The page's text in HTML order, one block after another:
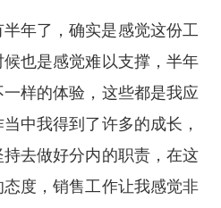
年了，确实是感觉这份工
也是感觉难以支撑，半年
样的体验，这些都是我应
中我得到了许多的成长，
去做好分内的职责，在这
度，销售工作让我感觉非